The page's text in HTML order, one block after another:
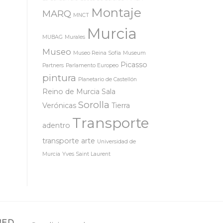
MARQ MNCT Montaje
MUBAG Murales Murcia
Museo Museo Reina Sofía Museum
Partners Parlamento Europeo Picasso
pintura Planetario de Castellón
Reino de Murcia Sala
Verónicas Sorolla Tierra
adentro Transporte
transporte arte Universidad de
Murcia Yves Saint Laurent